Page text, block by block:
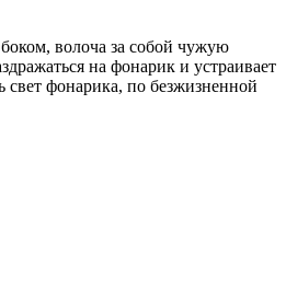
волоча за собой чужую
на фонарик и устраивает
фонарика, по безжизненной